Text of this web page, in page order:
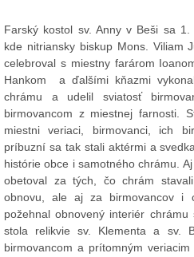
Farský kostol sv. Anny v Beši sa 1.
kde nitriansky biskup Mons. Viliam
celebroval s miestny farárom
Hankom a ďalšími kňazmi
chrámu a udelil sviatosť
birmovancom z miestnej farnosti.
miestni veriaci, birmovanci, ich
príbuzní sa tak stali aktérmi a
histórie obce i samotného chrámu.
obetoval za tých, čo chrám
obnovu, ale aj za birmovancov i
požehnal obnovený interiér
stola relikvie sv. Klementa a sv.
birmovancom a prítomným